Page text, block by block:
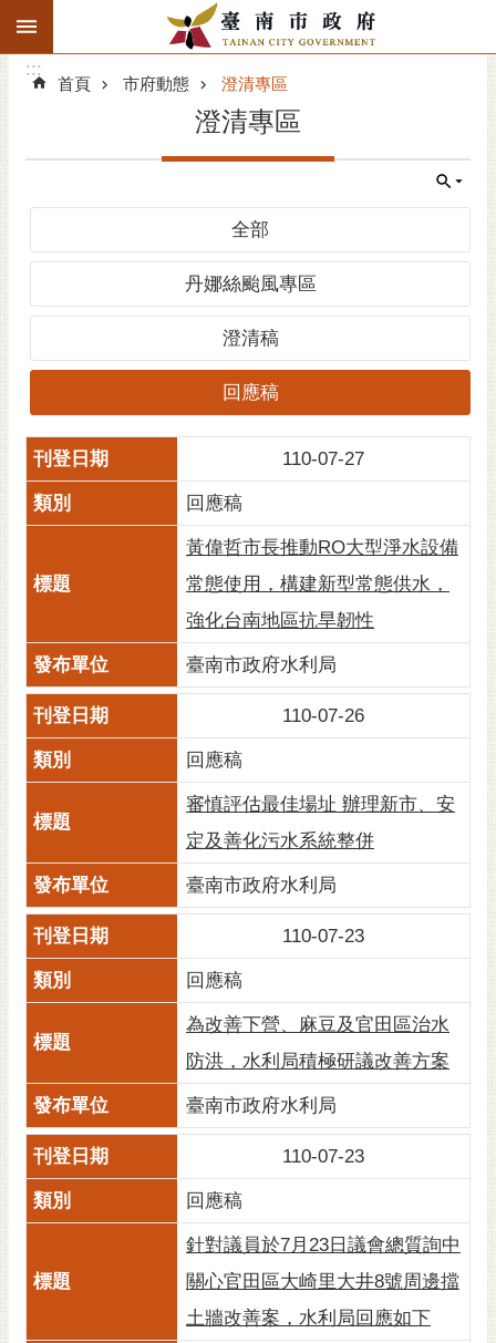
跳到主要內容區塊
搜
階
市府動態
市府團隊
主題服務
市政資訊
市民互動
黃
哲
光
花
泉
桐
花
站
導
覽
訂
閱
閱
電
子
報
市
民
箱
:::
:::
首頁 市府動態 澄清專區
澄清專區
全部
丹娜絲颱風專區
澄清稿
回應稿
110-07-27
回應稿
黃偉哲市長推動RO大型淨水設備
常態使用，構建新型常態供水，
強化台南地區抗旱韌性
臺南市政府水利局
110-07-26
回應稿
審慎評估最佳場址 辦理新市、安
定及善化污水系統整併
臺南市政府水利局
110-07-23
回應稿
為改善下營、麻豆及官田區治水
防洪，水利局積極研議改善方案
臺南市政府水利局
110-07-23
回應稿
針對議員於7月23日議會總質詢中
關心官田區大崎里大井8號周邊擋
土牆改善案，水利局回應如下